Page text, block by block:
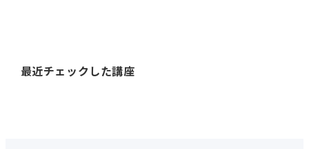
最近チェックした講座